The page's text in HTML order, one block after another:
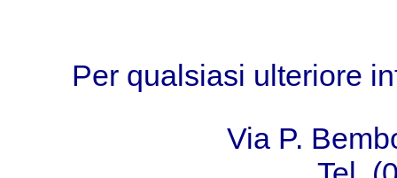
Per qualsiasi ulteriore
Via P.